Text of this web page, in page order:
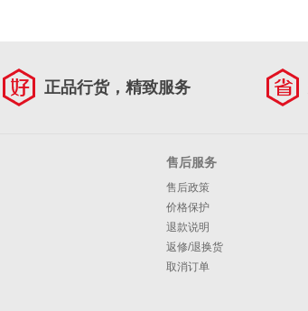
正品行货，精致服务
售后服务
售后政策
价格保护
退款说明
返修/退换货
取消订单